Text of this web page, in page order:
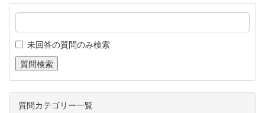
未回答の質問のみ検索
質問カテゴリー一覧